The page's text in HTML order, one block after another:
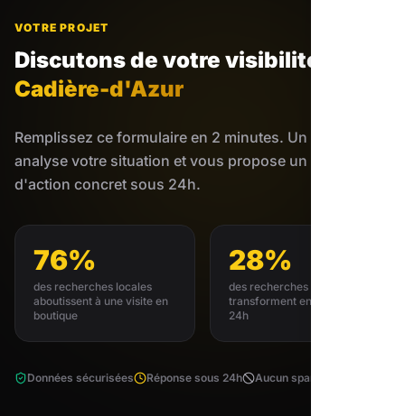
VOTRE PROJET
Discutons de votre visibilité
Cadière-d'Azur
Remplissez ce formulaire en 2 minutes. Un expert
analyse votre situation et vous propose un plan
d'action concret sous 24h.
76%
des recherches locales
aboutissent à une visite en
boutique
28%
des recherches locales se
transforment en achat sous
24h
Données sécurisées Réponse sous 24h Aucun spam